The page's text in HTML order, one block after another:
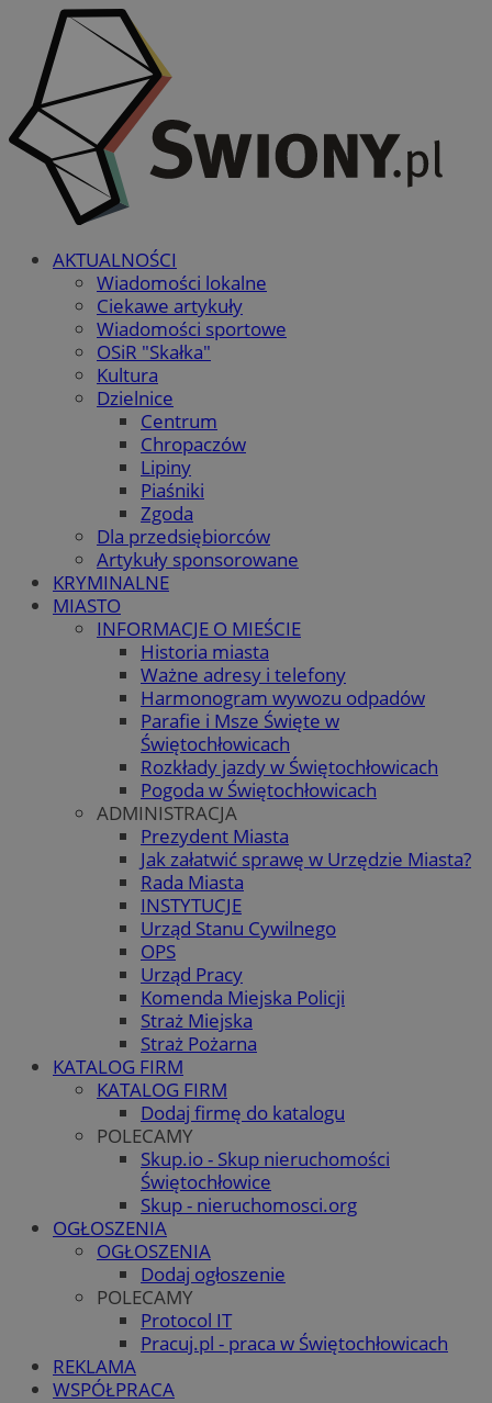
AKTUALNOŚCI
Wiadomości lokalne
Ciekawe artykuły
Wiadomości sportowe
OSiR "Skałka"
Kultura
Dzielnice
Centrum
Chropaczów
Lipiny
Piaśniki
Zgoda
Dla przedsiębiorców
Artykuły sponsorowane
KRYMINALNE
MIASTO
INFORMACJE O MIEŚCIE
Historia miasta
Ważne adresy i telefony
Harmonogram wywozu odpadów
Parafie i Msze Święte w
Świętochłowicach
Rozkłady jazdy w Świętochłowicach
Pogoda w Świętochłowicach
ADMINISTRACJA
Prezydent Miasta
Jak załatwić sprawę w Urzędzie Miasta?
Rada Miasta
INSTYTUCJE
Urząd Stanu Cywilnego
OPS
Urząd Pracy
Komenda Miejska Policji
Straż Miejska
Straż Pożarna
KATALOG FIRM
KATALOG FIRM
Dodaj firmę do katalogu
POLECAMY
Skup.io - Skup nieruchomości
Świętochłowice
Skup - nieruchomosci.org
OGŁOSZENIA
OGŁOSZENIA
Dodaj ogłoszenie
POLECAMY
Protocol IT
Pracuj.pl - praca w Świętochłowicach
REKLAMA
WSPÓŁPRACA